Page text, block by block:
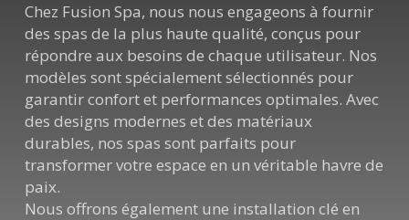
Chez Fusion Spa, nous nous engageons à fournir
des spas de la plus haute qualité, conçus pour
répondre aux besoins de chaque utilisateur. Nos
modèles sont spécialement sélectionnés pour
garantir confort et performances optimales. Avec
des designs modernes et des matériaux
durables, nos spas sont parfaits pour
transformer votre espace en un véritable havre de
paix.
Nous offrons également une installation clé en